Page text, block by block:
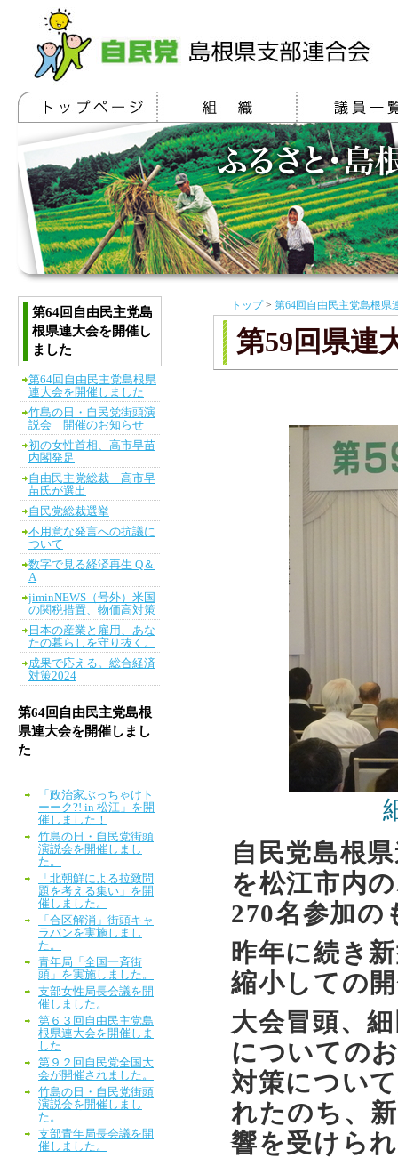
トップ> 第64回自由民主党島根県
第59回県連
自民党島根
を松江市内
270名参加の
昨年に続き
縮小しての
大会冒頭、
についての
対策につい
れたのち、
響を受けら
第64回自由民主党島
根県連大会を開催し
ました
第64回自由民主党島根県
連大会を開催しました
竹島の日・自民党街頭演
説会 開催のお知らせ
初の女性首相、高市早苗
内閣発足
自由民主党総裁 高市早
苗氏が選出
自民党総裁選挙
不用意な発言への抗議に
ついて
数字で見る経済再生 Q＆
A
jiminNEWS（号外）米国
の関税措置、物価高対策
日本の産業と雇用、あな
たの暮らしを守り抜く。
成果で応える。総合経済
対策2024
第64回自由民主党島根
県連大会を開催しまし
た
「政治家ぶっちゃけト
ーーク?! in 松江」を開
催しました！
竹島の日・自民党街頭
演説会を開催しまし
た。
「北朝鮮による拉致問
題を考える集い」を開
催しました。
「合区解消」街頭キャ
ラバンを実施しまし
た。
青年局「全国一斉街
頭」を実施しました。
支部女性局長会議を開
催しました。
第６３回自由民主党島
根県連大会を開催しま
した
第９２回自民党全国大
会が開催されました。
竹島の日・自民党街頭
演説会を開催しまし
た。
支部青年局長会議を開
催しました。